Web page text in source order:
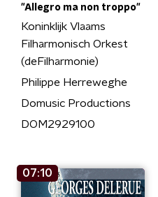
"Allegro ma non troppo"
Koninklijk Vlaams
Filharmonisch Orkest
(deFilharmonie)
Philippe Herreweghe
Domusic Productions
DOM2929100
07:10